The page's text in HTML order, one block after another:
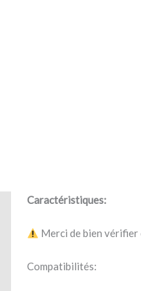
Caractéristiques:
Merci de bien vérifier
Compatibilités: